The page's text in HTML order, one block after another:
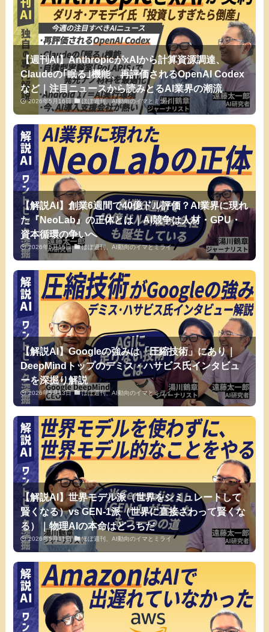
【週刊AI】AnthropicがxAIから計算資源調達、
Claudeの｢眠る｣機能、再評価されるOpenAI Codex
など｜注目ニュースから読みとるAI業界の潮流
2026年5月16日 ほぼ週刊、AI動向のイマとミライ
【解説AI】創業6週間で40億ドル評価？AI業界に現れ
た『NeoLab』の正体とは｜AI競争は人材・GPU・
資本循環の争いへ
2026年5月15日 ほぼ週刊、AI動向のイマとミライ
【解説AI】Googleの強みは「圧縮技術」にあり｜
DeepMindトップのデミス・ハサビス氏インタビュ
ーを深掘り解説
2026年5月13日 ほぼ週刊、AI動向のイマとミライ
【解説AI】世界モデル派（世界をシミュレートして
賢くなる）vs GEN-1派（世界に直接さわって賢くな
る）｜物理AIの本命はどっちだ
2026年5月11日 ほぼ週刊、AI動向のイマとミライ